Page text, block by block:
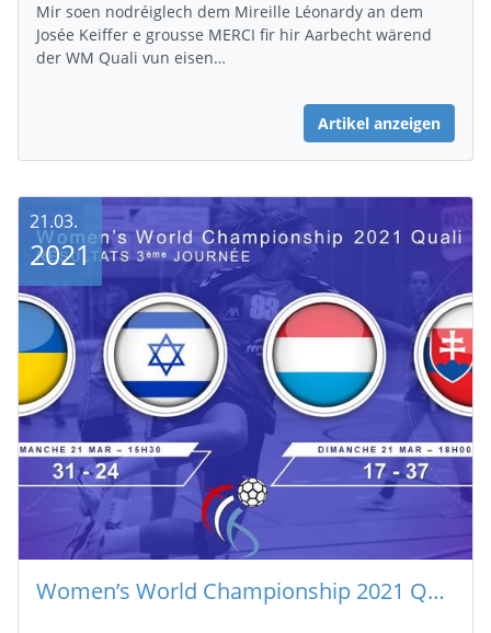
Mir soen nodréiglech dem Mireille Léonardy an dem
Josée Keiffer e grousse MERCI fir hir Aarbecht wärend
der WM Quali vun eisen…
Artikel anzeigen
Women’s World Championship 2021 Quali R1 – Resultater vum 3. Dag
21.03.
2021